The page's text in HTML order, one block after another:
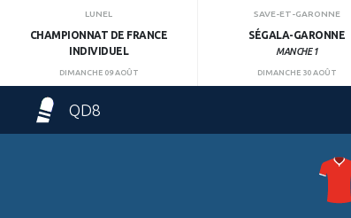
LUNEL
CHAMPIONNAT DE FRANCE
INDIVIDUEL
DIMANCHE 09 AOÛT
SAVE-ET-GARONNE
SÉGALA-GARONNE
MANCHE 1
DIMANCHE 30 AOÛT
QD8